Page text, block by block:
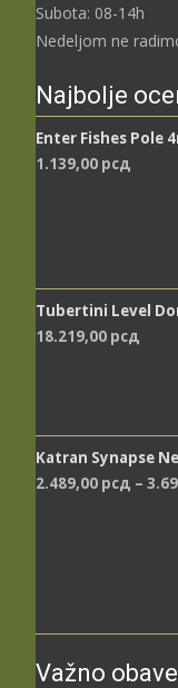
Subota: 08-14h
Nedeljom ne
Najbolje
Enter Fishes Pole
1.139,00 рсд
Tubertini Level
18.219,00 рсд
Katran Synapse
2.489,00 рсд –
Važno